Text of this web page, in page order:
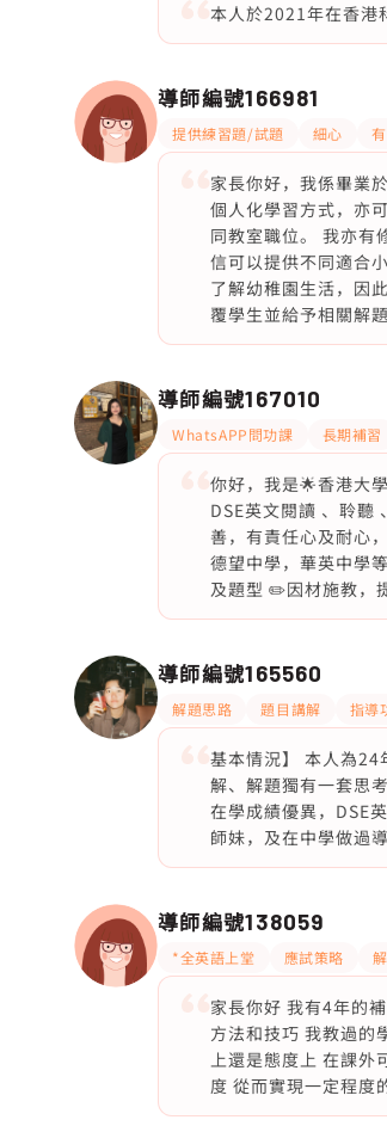
本人於2021年在香港
導師編號166981
提供練習題/試題 細心
家長你好，我係畢業
個人化學習方式，亦
同教室職位。 我亦有
信可以提供不同適合
了解幼稚園生活，因
覆學生並給予相關解
導師編號167010
WhatsAPP問功課 長期補習
你好，我是🌟香港大
DSE英文閱讀 、聆聽
善，有責任心及耐心
德望中學，華英中學
及題型 ✏️因材施教，
導師編號165560
解題思路 題目講解 指導
基本情況】 本人為24
解、解題獨有一套思
在學成績優異，DSE
師妹，及在中學做過
導師編號138059
*全英語上堂 應試策略
家長你好 我有4年的
方法和技巧 我教過的
上還是態度上 在課外
度 從而實現一定程度